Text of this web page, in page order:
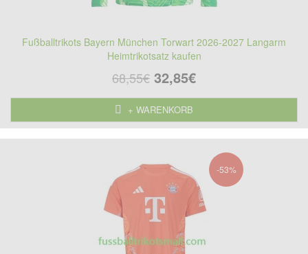
Fußballtrikots Bayern München Torwart 2026-2027 Langarm
Heimtrikotsatz kaufen
68,55€ 32,85€
+ WARENKORB
-53%